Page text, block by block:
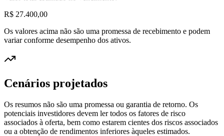
R$ 27.400,00
Os valores acima não são uma promessa de recebimento e podem
variar conforme desempenho dos ativos.
Cenários projetados
Os resumos não são uma promessa ou garantia de retorno. Os
potenciais investidores devem ler todos os fatores de risco
associados à oferta, bem como estarem cientes dos riscos associados
ou a obtenção de rendimentos inferiores àqueles estimados.